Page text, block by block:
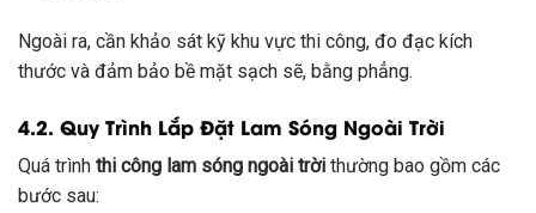
Ngoài ra, cần khảo sát kỹ khu vực thi công, đo đạc kích
thước và đảm bảo bề mặt sạch sẽ, bằng phẳng.
4.2. Quy Trình Lắp Đặt Lam Sóng Ngoài Trời
Quá trình thi công lam sóng ngoài trời thường bao gồm các
bước sau: